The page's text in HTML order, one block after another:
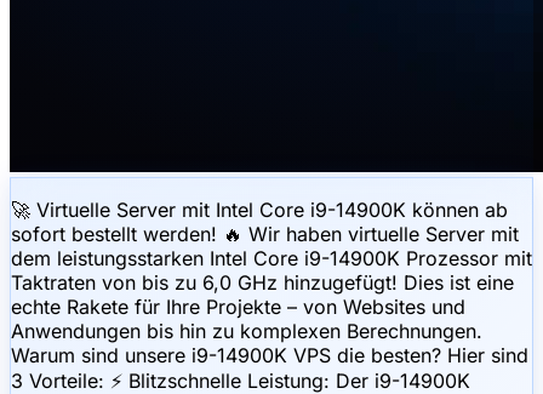
🚀 Virtuelle Server mit Intel Core i9-14900K können ab
sofort bestellt werden! 🔥 Wir haben virtuelle Server mit
dem leistungsstarken Intel Core i9-14900K Prozessor mit
Taktraten von bis zu 6,0 GHz hinzugefügt! Dies ist eine
echte Rakete für Ihre Projekte – von Websites und
Anwendungen bis hin zu komplexen Berechnungen.
Warum sind unsere i9-14900K VPS die besten? Hier sind
3 Vorteile: ⚡️ Blitzschnelle Leistung: Der i9-14900K